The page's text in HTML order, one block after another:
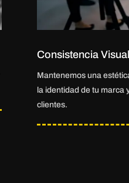
Consistencia Visual
Mantenemos una
la identidad de tu marca
clientes.